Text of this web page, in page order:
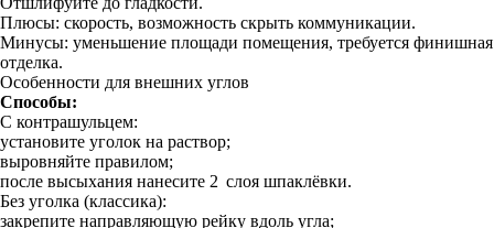
Плюсы: скорость, возможность скрыть коммуникации.
Минусы: уменьшение площади помещения, требуется финишная
отделка.
Особенности для внешних углов
Способы:
С контрашульцем:
установите уголок на раствор;
выровняйте правилом;
после высыхания нанесите 2 слоя шпаклёвки.
Без уголка (классика):
закрепите направляющую рейку вдоль угла;